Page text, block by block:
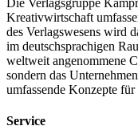
Die Verlagsgruppe
Kreativwirtschaft
des Verlagswesens wird
im deutschsprachigen
weltweit angenommene
sondern das
umfassende Konzepte
Service